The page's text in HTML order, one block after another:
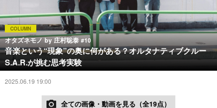
COLUMN
オタズネモノ by 庄村聡泰#10
音楽という“現象”の奥に何がある？オルタナティブクルー
S.A.R.が挑む思考実験
2025.06.19 19:00
全ての画像・動画を見る（全19点）